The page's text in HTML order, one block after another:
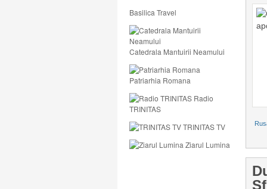
Basilica Travel
Catedrala Mantuirii Neamului
Patriarhia Romana
Radio
TRINITAS
TRINITAS TV
Ziarul Lumina